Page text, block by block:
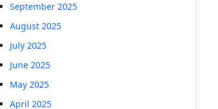
September 2025
August 2025
July 2025
June 2025
May 2025
April 2025